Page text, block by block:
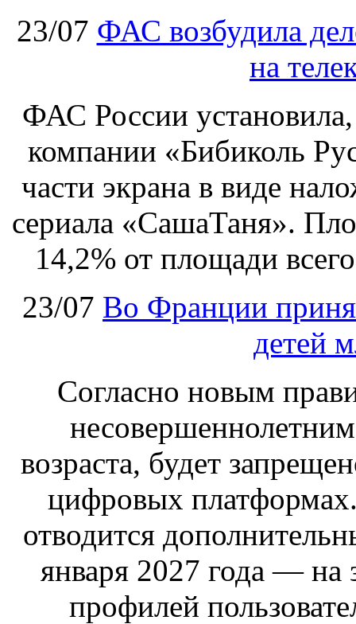
23/07 ФАС возбудила
на
ФАС России установила,
компании «Бибиколь
части экрана в виде
сериала «СашаТаня».
14,2% от площади
23/07 Во Франции
детей
Согласно новым
возраста, будет
цифровых
отводится
января 2027 года —
профилей